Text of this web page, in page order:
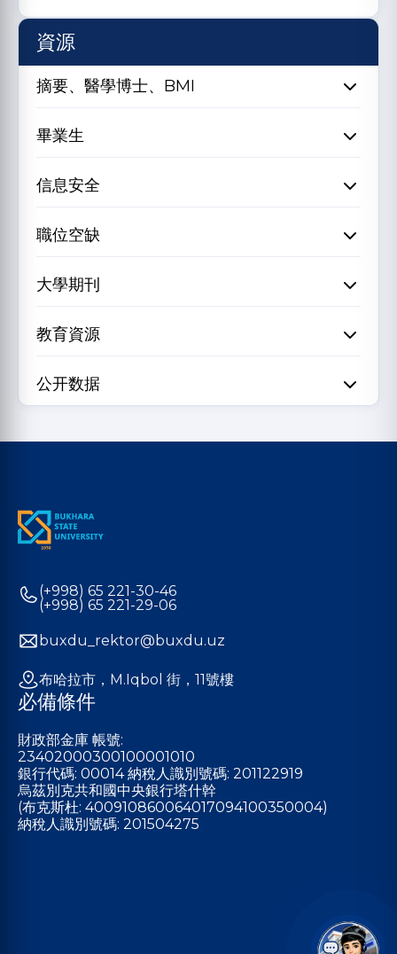
資源
摘要、醫學博士、BMI
畢業生
信息安全
職位空缺
大學期刊
教育資源
公开数据
(+998) 65 221-30-46
(+998) 65 221-29-06
buxdu_rektor@buxdu.uz
布哈拉市，M.Iqbol 街，11號樓
必備條件
財政部金庫 帳號:
23402000300100001010
銀行代碼: 00014 納稅人識別號碼: 201122919
烏茲別克共和國中央銀行塔什幹
(布克斯杜: 400910860064017094100350004)
納稅人識別號碼: 201504275